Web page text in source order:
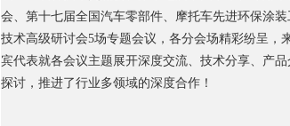
会、第十七届全国汽车零部件、摩托车先进环保涂
技术高级研讨会5场专题会议，各分会场精彩纷呈，
宾代表就各会议主题展开深度交流、技术分享、产
探讨，推进了行业多领域的深度合作！